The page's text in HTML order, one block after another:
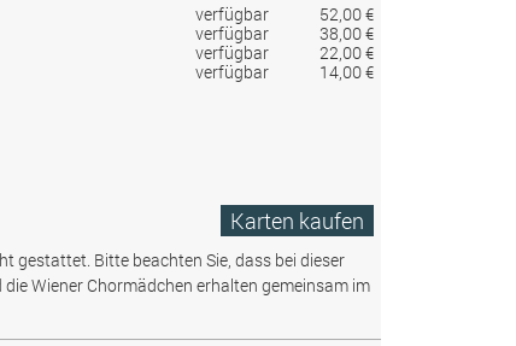
verfügbar
52,00 €
verfügbar
38,00 €
verfügbar
22,00 €
verfügbar
14,00 €
Karten kaufen
gestattet. Bitte beachten Sie, dass bei dieser
Wiener Chormädchen erhalten gemeinsam im